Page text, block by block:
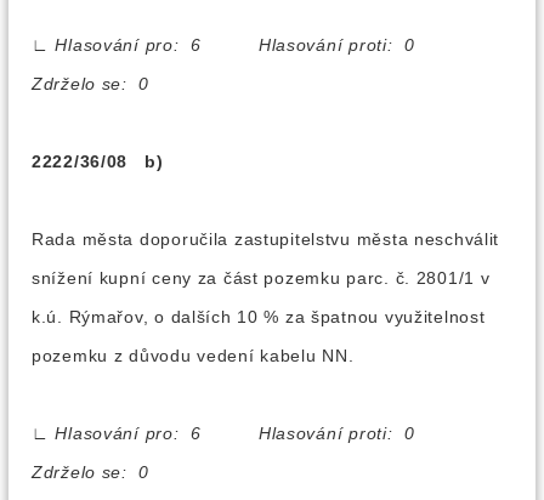
∟
Hlasování pro: 6 Hlasování proti: 0
Zdrželo se: 0
2222/36/08 b)
Rada města doporučila zastupitelstvu města neschválit
snížení kupní ceny za část pozemku parc. č. 2801/1 v
k.ú. Rýmařov, o dalších 10 % za špatnou využitelnost
pozemku z důvodu vedení kabelu NN.
∟
Hlasování pro: 6 Hlasování proti: 0
Zdrželo se: 0